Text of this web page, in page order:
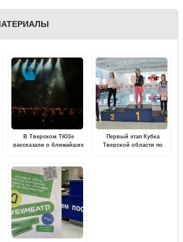
В Тверском ТЮЗе
рассказали о ближайших
Первый этап Кубка
Тверской области по